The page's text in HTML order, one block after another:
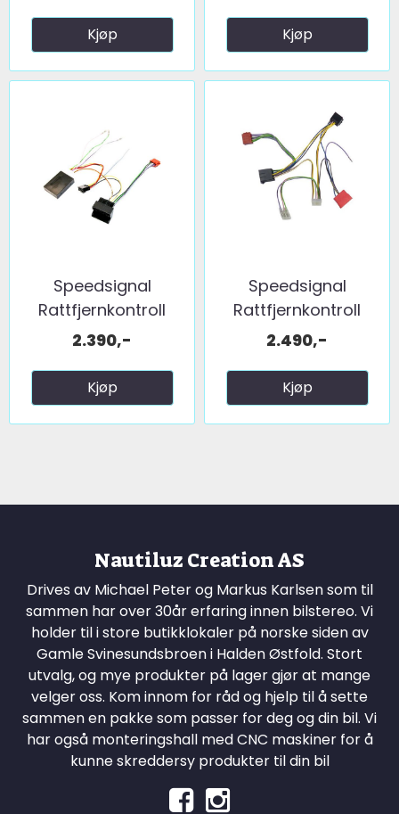
Kjøp Kjøp
Speedsignal
Rattfjernkontroll
interface ...
2.390,-
Kjøp
Speedsignal
Rattfjernkontroll
interface ...
2.490,-
Kjøp
Nautiluz Creation AS
Drives av Michael Peter og Markus Karlsen som til
sammen har over 30år erfaring innen bilstereo. Vi
holder til i store butikklokaler på norske siden av
Gamle Svinesundsbroen i Halden Østfold. Stort
utvalg, og mye produkter på lager gjør at mange
velger oss. Kom innom for råd og hjelp til å sette
sammen en pakke som passer for deg og din bil. Vi
har også monteringshall med CNC maskiner for å
kunne skreddersy produkter til din bil